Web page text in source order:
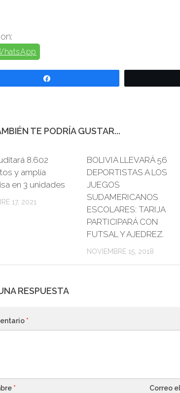
TE PODRÍA GUSTAR...
8.602
y amplía
en 3 unidades
17, 2021
BOLIVIA LLEVARÁ 56
DEPORTISTAS A LOS
JUEGOS
SUDAMERICANOS
ESCOLARES: TARIJA
PARTICIPARÁ CON
FUTSAL Y AJEDREZ.
NOVIEMBRE 15, 2018
RESPUESTA
*
* Correo